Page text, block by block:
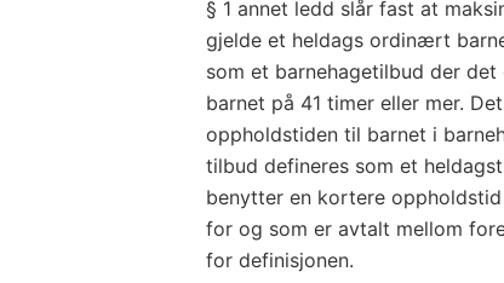
§ 1 annet ledd slår fast at
gjelde et heldags ordinært
som et barnehagetilbud der
barnet på 41 timer eller mer.
oppholdstiden til barnet i
tilbud defineres som et
benytter en kortere
for og som er avtalt mellom
for definisjonen.